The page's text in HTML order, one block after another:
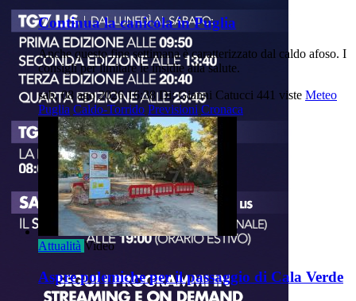
Continua la canicola in Puglia
Anche questo fine settimana è caratterizzato dal caldo afoso. I
consigli per limitare le insidie alla salute.
sab, 08 ago 2026 16:38 Di: Gianni Catucci 441 viste Meteo
Puglia Caldo-Torrido Previsioni Cronaca
Attualità Video
Aspre polemiche per il passaggio di Cala Verde